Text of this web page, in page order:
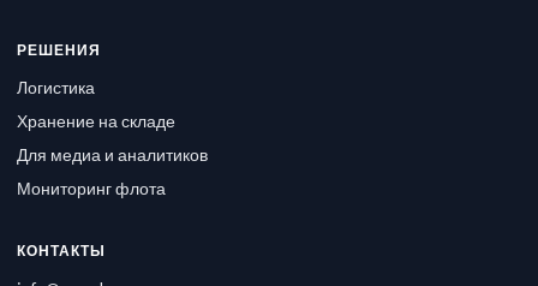
РЕШЕНИЯ
Логистика
Хранение на складе
Для медиа и аналитиков
Мониторинг флота
КОНТАКТЫ